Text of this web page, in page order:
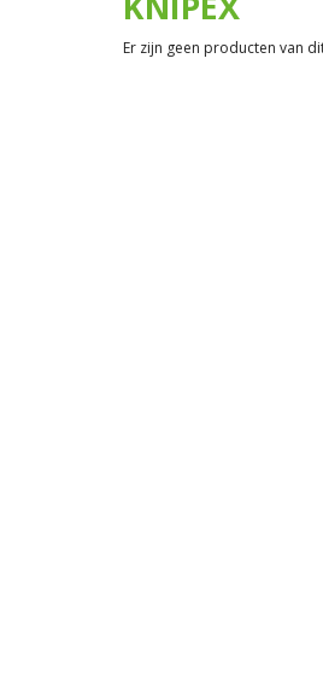
Er zijn geen producten van